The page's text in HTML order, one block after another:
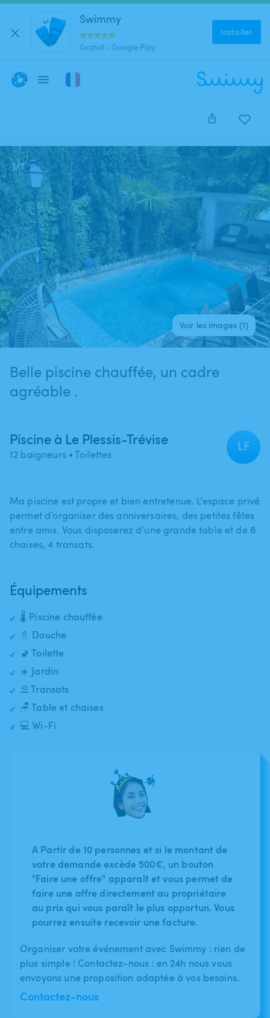
Swimmy
Gratuit - Google Play
Installer
Cette annonce est close et ne peut être réservée.
1/1
Voir les images (1)
Belle piscine chauffée, un cadre
agréable .
Piscine à Le Plessis-Trévise
12 baigneurs • Toilettes
LF
Ma piscine est propre et bien entretenue. L’espace privé
permet d’organiser des anniversaires​,​ des petites fêtes
entre amis. Vous disposerez d’une grande table et de 8
chaises​,​ 4 transats.
Équipements
🌡️ Piscine chauffée
🚿 Douche
🚽 Toilette
☀️ Jardin
⛱️ Transats
🪑 Table et chaises
💻 Wi-Fi
A Partir de 10 personnes et si le montant de
votre demande excède 500€, un bouton
"Faire une offre" apparaît et vous permet de
faire une offre directement au propriétaire
au prix qui vous paraît le plus opportun. Vous
pourrez ensuite recevoir une facture.
Organiser votre événement avec Swimmy : rien de
plus simple ! Contactez-nous : en 24h nous vous
envoyons une proposition adaptée à vos besoins.
Contactez-nous